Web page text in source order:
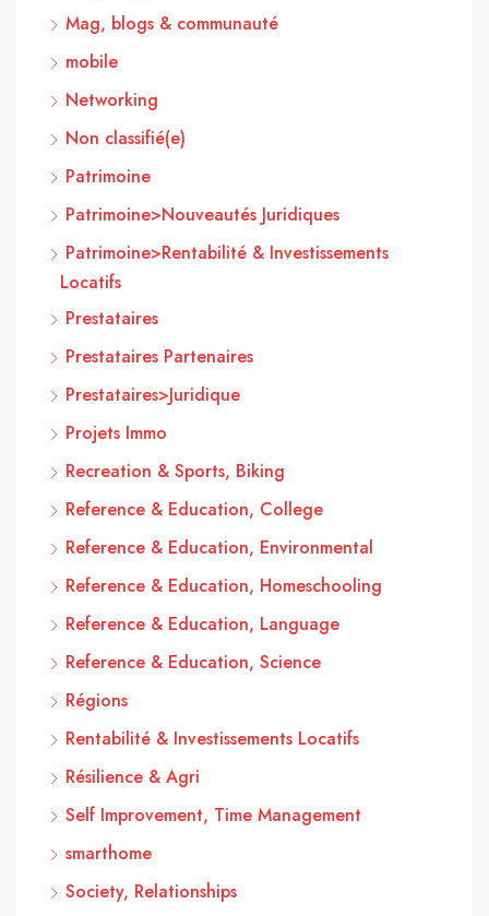
Mag, blogs & communauté
mobile
Networking
Non classifié(e)
Patrimoine
Patrimoine>Nouveautés Juridiques
Patrimoine>Rentabilité & Investissements
Locatifs
Prestataires
Prestataires Partenaires
Prestataires>Juridique
Projets Immo
Recreation & Sports, Biking
Reference & Education, College
Reference & Education, Environmental
Reference & Education, Homeschooling
Reference & Education, Language
Reference & Education, Science
Régions
Rentabilité & Investissements Locatifs
Résilience & Agri
Self Improvement, Time Management
smarthome
Society, Relationships